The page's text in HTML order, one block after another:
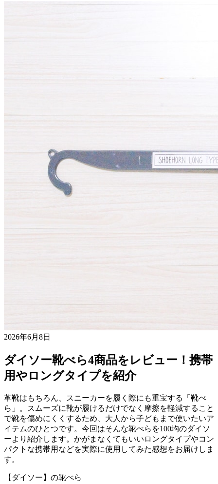
2026年6月8日
ダイソー靴べら4商品をレビュー！携帯
用やロングタイプを紹介
革靴はもちろん、スニーカーを履く際にも重宝する「靴べ
ら」。スムーズに靴が履けるだけでなく摩擦を軽減すること
で靴を傷めにくくするため、大人から子どもまで使いたいア
イテムのひとつです。今回はそんな靴べらを100均のダイソ
ーより紹介します。かがまなくてもいいロングタイプやコン
パクトな携帯用などを実際に使用してみた感想をお届けしま
す。
【ダイソー】の靴べら